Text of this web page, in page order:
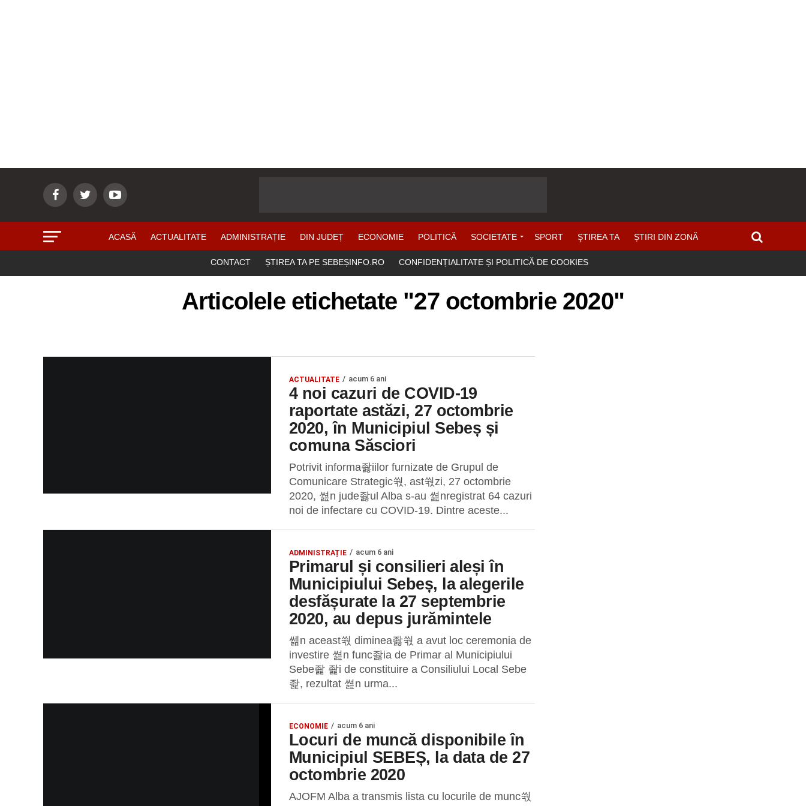
ACASĂ ACTUALITATE ADMINISTRAȚIE DIN JUDEȚ ECONOMIE POLITICĂ SOCIETATE SPORT ŞTIREA TA ȘTIRI DIN ZONĂ
CONTACT ȘTIREA TA PE SEBEȘINFO.RO CONFIDENȚIALITATE ȘI POLITICĂ DE COOKIES
Articolele etichetate "27 octombrie 2020"
ACTUALITATE acum 6 ani
4 noi cazuri de COVID-19
raportate astăzi, 27 octombrie
2020, în Municipiul Sebeș și
comuna Săsciori
Potrivit informa좛iilor furnizate de Grupul de
Comunicare Strategic쒃, ast쒃zi, 27 octombrie
2020, 쎮n jude좛ul Alba s-au 쎮nregistrat 64 cazuri
noi de infectare cu COVID-19. Dintre aceste...
ADMINISTRAȚIE acum 6 ani
Primarul și consilieri aleși în
Municipiului Sebeș, la alegerile
desfășurate la 27 septembrie
2020, au depus jurămintele
쎎n aceast쒃 diminea좛쒃 a avut loc ceremonia de
investire 쎮n func좛ia de Primar al Municipiului
Sebe좙 좙i de constituire a Consiliului Local Sebe
좙, rezultat 쎮n urma...
ECONOMIE acum 6 ani
Locuri de muncă disponibile în
Municipiul SEBEȘ, la data de 27
octombrie 2020
AJOFM Alba a transmis lista cu locurile de munc쒃